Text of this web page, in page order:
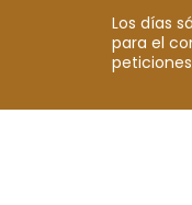
Los días
para el